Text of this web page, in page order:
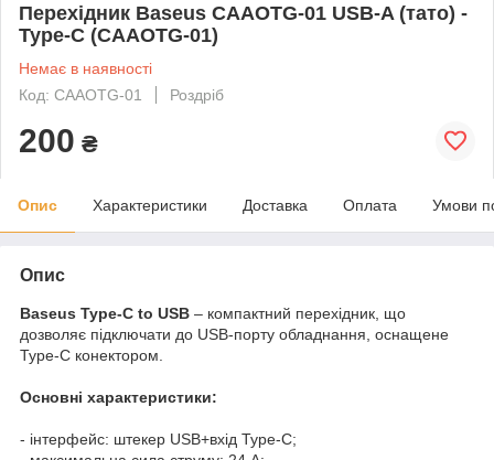
Перехідник Baseus CAAOTG-01 USB-A (тато) -
Type-C (CAAOTG-01)
Немає в наявності
Код: CAAOTG-01
Роздріб
200 ₴
Опис Характеристики Доставка Оплата Умови
Опис
Baseus Type-C to USB – компактний перехідник, що
дозволяє підключати до USB-порту обладнання, оснащене
Type-C конектором.
Основні характеристики:
- інтерфейс: штекер USB+вхід Type-C;